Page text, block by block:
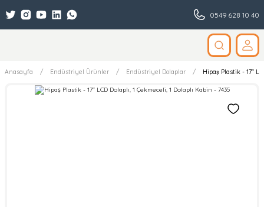
0549 628 10 40
Anasayfa Endüstriyel Ürünler Endüstriyel Dolaplar Hipaş Plastik - 17''